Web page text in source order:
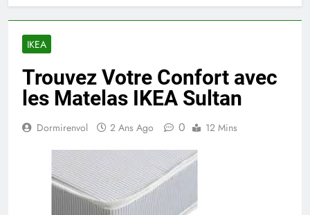
IKEA
Trouvez Votre Confort avec
les Matelas IKEA Sultan
Dormirenvol 2 Ans Ago 0 12 Mins